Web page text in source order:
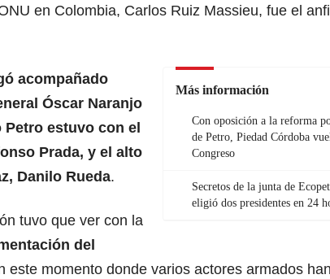
en Colombia, Carlos Ruiz Massieu, fue el
Más información
Con oposición a la reforma
de Petro, Piedad Córdoba
Congreso
Secretos de la junta de
eligió dos presidentes en 24
acompañado
Óscar Naranjo
estuvo con el
Prada, y el alto
Danilo Rueda.
tuvo que ver con la
del
este momento donde varios actores armados han